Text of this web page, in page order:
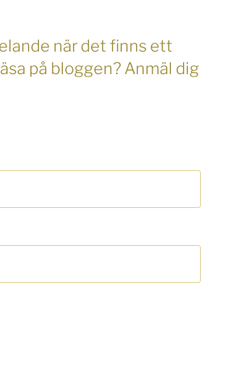
när det finns ett
på bloggen? Anmäl dig